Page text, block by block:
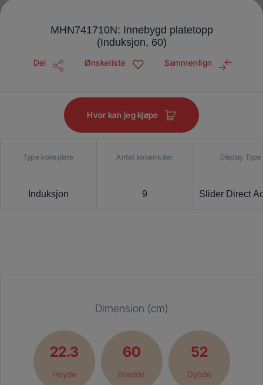
MHN741710N: Innebygd platetopp
(Induksjon, 60)
Del Ønskeliste Sammenlign
Hvor kan jeg kjøpe
Type kokeplate
Induksjon
Antall kokenivåer
9
Display Type
Slider Direct
Dimension (cm)
22.3
Høyde
60
Bredde
52
Dybde